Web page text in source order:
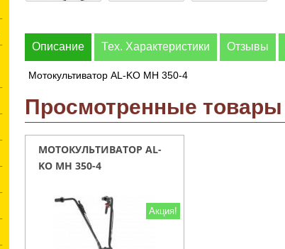
Описание Тех. Характеристики Отзывы
Мотокультиватор AL-KO МH 350-4
Просмотренные товары
МОТОКУЛЬТИВАТОР AL-
KO МH 350-4
Акция!